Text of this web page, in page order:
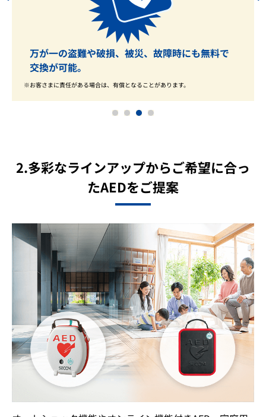
万が一の盗難や破損、被災、故障時にも無料で
交換が可能。
お客さまに責任がある場合は、有償となることがあります。
1 2 3 4
2.多彩なラインアップからご希望に合っ
たAEDをご提案